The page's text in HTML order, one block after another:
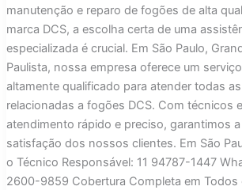
manutenção e reparo de fogões de alta
marca DCS, a escolha certa de uma
especializada é crucial. Em São Paulo,
Paulista, nossa empresa oferece um
altamente qualificado para atender todas
relacionadas a fogões DCS. Com técnicos
atendimento rápido e preciso, garantimos
satisfação dos nossos clientes. Em São
o Técnico Responsável: 11 94787-1447
2600-9859 Cobertura Completa em Todos